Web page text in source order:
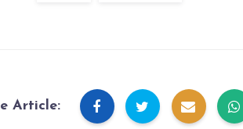
Article: